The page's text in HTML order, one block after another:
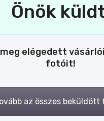
Önök
elégedett
fotóit!
az összes beküldött